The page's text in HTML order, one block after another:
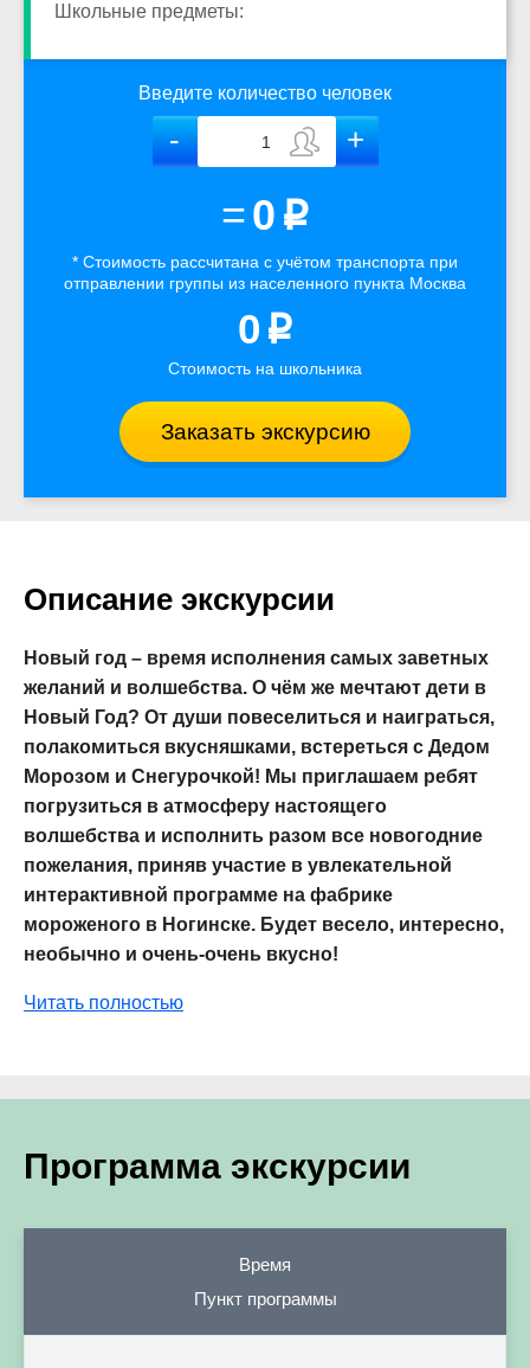
Школьные предметы:
Введите количество человек
=0 p
* Стоимость рассчитана с учётом транспорта при
отправлении группы из населенного пункта Москва
0 p
Стоимость на школьника
Заказать экскурсию
Описание экскурсии
Новый год – время исполнения самых заветных
желаний и волшебства. О чём же мечтают дети в
Новый Год? От души повеселиться и наиграться,
полакомиться вкусняшками, встереться с Дедом
Морозом и Снегурочкой! Мы приглашаем ребят
погрузиться в атмосферу настоящего
волшебства и исполнить разом все новогодние
пожелания, приняв участие в увлекательной
интерактивной программе на фабрике
мороженого в Ногинске. Будет весело, интересно,
необычно и очень-очень вкусно!
Читать полностью
Программа экскурсии
Время
Пункт программы